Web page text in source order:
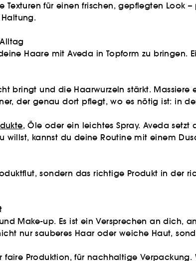
für einen frischen, gepflegten Look
Haare mit Aveda in Topform zu bringen.
bringt und die Haarwurzeln stärkt.
der genau dort pflegt, wo es nötig ist: in
, Öle oder ein leichtes Spray. Aveda
willst, kannst du deine Routine mit einem
sondern das richtige Produkt in der
Make-up. Es ist ein Versprechen an dich,
nur sauberes Haar oder weiche Haut,
Produktion, für nachhaltige